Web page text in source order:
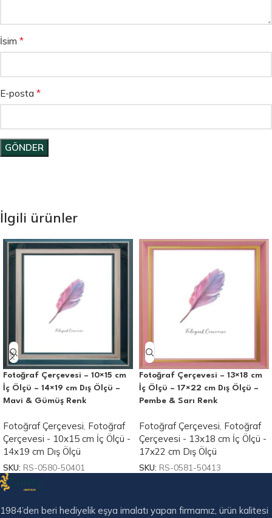
İsim *
E-posta *
İlgili ürünler
Fotoğraf Çerçevesi – 10×15 cm
İç Ölçü – 14×19 cm Dış Ölçü –
Mavi & Gümüş Renk
Fotoğraf Çerçevesi, Fotoğraf
Çerçevesi - 10x15 cm İç Ölçü -
14x19 cm Dış Ölçü
SKU: RS-0580-50401
Fotoğraf Çerçevesi – 13×18 cm
İç Ölçü – 17×22 cm Dış Ölçü –
Pembe & Sarı Renk
Fotoğraf Çerçevesi, Fotoğraf
Çerçevesi - 13x18 cm İç Ölçü -
17x22 cm Dış Ölçü
SKU: RS-0581-50413
1984’den beri hediyelik eşya imalatı yapan firmamız, ürün kalitesi